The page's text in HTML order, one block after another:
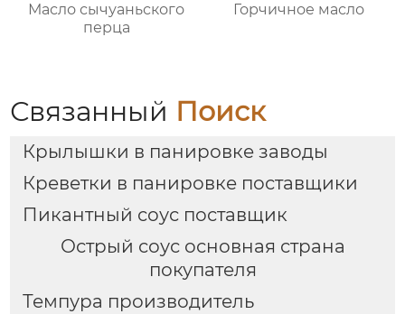
Масло сычуаньского
перца
Горчичное масло
Связанный Поиск
Крылышки в панировке заводы
Креветки в панировке поставщики
Пикантный соус поставщик
Острый соус основная страна
покупателя
Темпура производитель